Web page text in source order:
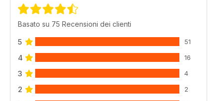
Basato su 75 Recensioni dei clienti
5 51
4 16
3 4
2 2